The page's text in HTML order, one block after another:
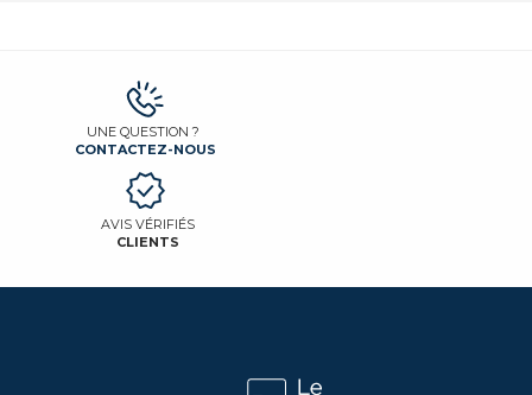
UNE QUESTION ?
CONTACTEZ-NOUS
AVIS VÉRIFIÉS
CLIENTS